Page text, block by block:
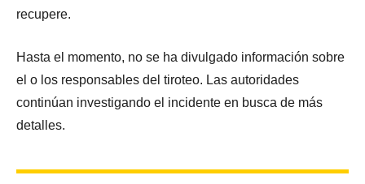
recupere.
Hasta el momento, no se ha divulgado información sobre
el o los responsables del tiroteo. Las autoridades
continúan investigando el incidente en busca de más
detalles.